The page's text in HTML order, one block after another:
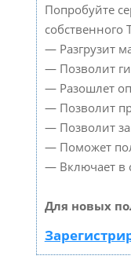
Попробуйте
собственного
— Разгрузит
— Позволит
— Разошлет
— Позволит
— Позволит
— Поможет
— Включает в
Для новых